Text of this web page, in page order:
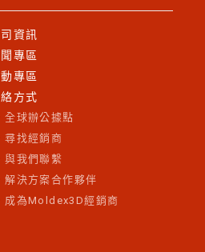
資訊
專區
專區
方式
全球辦公據點
尋找經銷商
與我們聯繫
解決方案合作夥伴
成為Moldex3D經銷商